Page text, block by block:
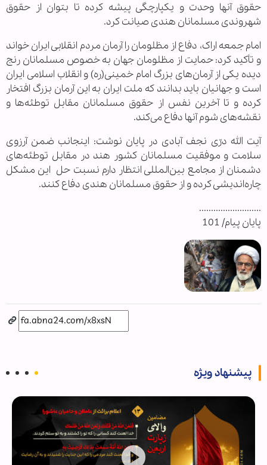
حقوق آنها وحدت و یکپارچگی پیشه کرده تا بتوان از حقوق
شهروندی مسلمانان هندی صیانت کرد.
امام جمعه اراک، دفاع از مظلومان را آرمان مردم انقلابی ایران خواند
و تأکید کرد: حمایت از مظلومان جهان به خصوص مسلمانان رنج
دیده یکی از آرمان‌های بزرگ امام خمینی(ره) و انقلاب اسلامی ایران
است و جهانیان باید بدانند که ملت ایران به این آرمان بزرگ افتخار
کرده و تا آخرین نفس از حقوق مسلمانان مقابل توطئه‌ها و
نقشه‌های شوم آنها دفاع می‌کند.
آیت الله درّی نجف آبادی در پایان نوشت: اینجانب ضمن آرزوی
سلامت و موفقیت مسلمانان کشور هند در مقابل توطئه‌های
دشمنان از مجامع بین‌المللی انتظار دارم نسبت حل این مشکل
چاره‌اندیشی کرده و از حقوق مسلمانان هندی دفاع کنند.
..........................
پایان پیام/ 101
پیشنهاد ویژه